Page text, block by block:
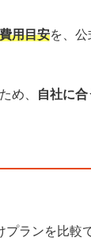
用目安を、公
め、 自社に
プランを比較